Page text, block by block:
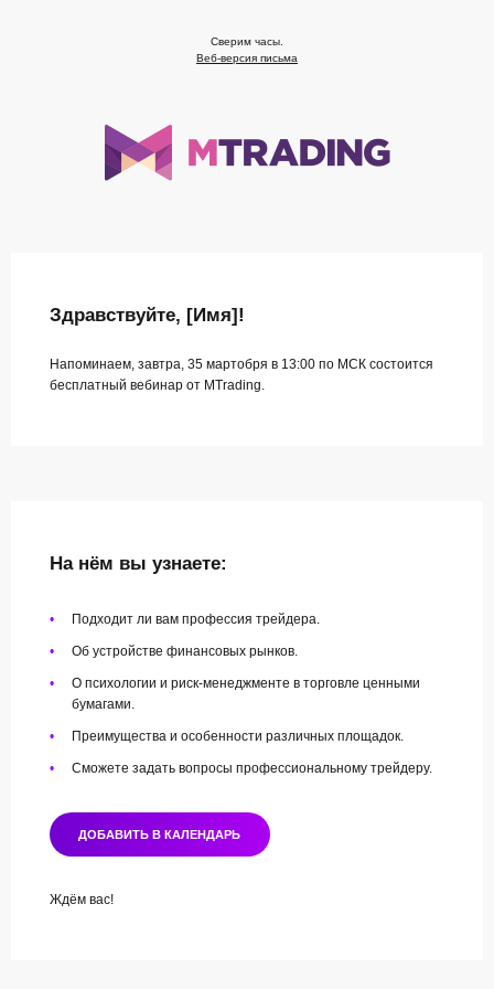
Сверим часы.
Веб-версия письма
Здравствуйте, [Имя]!
Напоминаем, завтра, 35 мартобря в 13:00 по МСК состоится
бесплатный вебинар от MTrading.
На нём вы узнаете:
• Подходит ли вам профессия трейдера.
• Об устройстве финансовых рынков.
•
О психологии и риск-менеджменте в торговле ценными
бумагами.
• Преимущества и особенности различных площадок.
• Сможете задать вопросы профессиональному трейдеру.
ДОБАВИТЬ В КАЛЕНДАРЬ
Ждём вас!